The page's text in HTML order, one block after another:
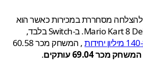
להצלחה מסחררת במכירות כאשר הוא
הגיע ל-Switch דרך Mario Kart 8 Deluxe. ב-Switch בלבד,
, המשחק מכר 60.58
69.04 עותקים .